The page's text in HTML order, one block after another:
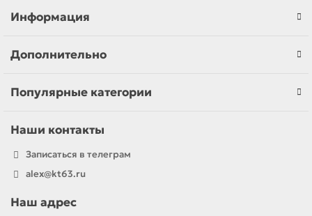
Информация
Дополнительно
Популярные категории
Наши контакты
Записаться в телеграм
alex@kt63.ru
Наш адрес